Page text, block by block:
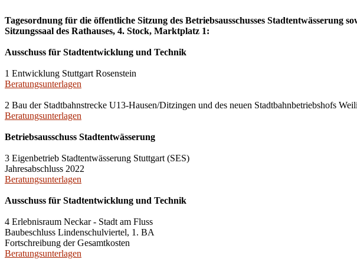
Tagesordnung für die öffentliche Sitzung des Betriebsausschusses
Sitzungssaal des Rathauses, 4. Stock, Marktplatz 1:
Ausschuss für Stadtentwicklung und Technik
1 Entwicklung Stuttgart Rosenstein
Beratungsunterlagen
2 Bau der Stadtbahnstrecke U13-Hausen/Ditzingen und des neuen Stadtbahnbetriebshofs
Beratungsunterlagen
Betriebsausschuss Stadtentwässerung
3 Eigenbetrieb Stadtentwässerung Stuttgart (SES)
Jahresabschluss 2022
Beratungsunterlagen
Ausschuss für Stadtentwicklung und Technik
4 Erlebnisraum Neckar - Stadt am Fluss
Baubeschluss Lindenschulviertel, 1. BA
Fortschreibung der Gesamtkosten
Beratungsunterlagen